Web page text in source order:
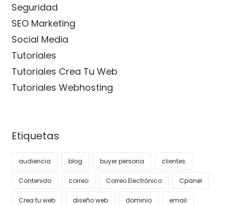
Seguridad
SEO Marketing
Social Media
Tutoriales
Tutoriales Crea Tu Web
Tutoriales Webhosting
Etiquetas
audiencia blog buyer persona clientes
Contenido correo Correo Electrónico Cpanel
Crea tu web diseño web dominio email